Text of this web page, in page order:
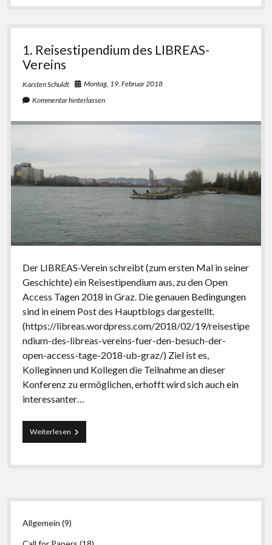
1. Reisestipendium des LIBREAS-
Vereins
Karsten Schuldt
Montag, 19. Februar 2018
Kommentar hinterlassen
Der LIBREAS-Verein schreibt (zum ersten Mal in seiner
Geschichte) ein Reisestipendium aus, zu den Open
Access Tagen 2018 in Graz. Die genauen Bedingungen
sind in einem Post des Hauptblogs dargestellt.
(https://libreas.wordpress.com/2018/02/19/reisestipe
ndium-des-libreas-vereins-fuer-den-besuch-der-
open-access-tage-2018-ub-graz/) Ziel ist es,
Kolleginnen und Kollegen die Teilnahme an dieser
Konferenz zu ermöglichen, erhofft wird sich auch ein
interessanter…
Weiterlesen1.
Reisestipendium
LIBREAS-
Seitenleiste
Allgemein (9)